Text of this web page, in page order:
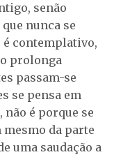
senão
nunca se
é contemplativo,
prolonga
passam-se
se pensa em
é porque se
da parte
uma saudação a